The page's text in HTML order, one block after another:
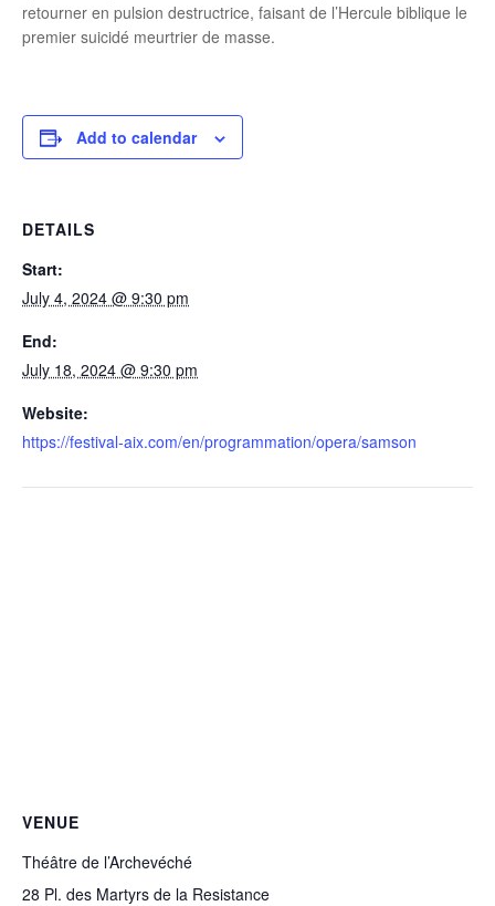
retourner en pulsion destructrice, faisant de l’Hercule biblique le
premier suicidé meurtrier de masse.
Add to calendar
DETAILS
Start:
July 4, 2024 @ 9:30 pm
End:
July 18, 2024 @ 9:30 pm
Website:
https://festival-aix.com/en/programmation/opera/samson
VENUE
Théâtre de l’Archevéché
28 Pl. des Martyrs de la Resistance